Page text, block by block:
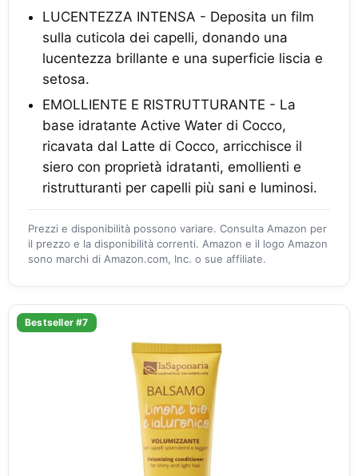
LUCENTEZZA INTENSA - Deposita un film
sulla cuticola dei capelli, donando una
lucentezza brillante e una superficie liscia e
setosa.
EMOLLIENTE E RISTRUTTURANTE - La
base idratante Active Water di Cocco,
ricavata dal Latte di Cocco, arricchisce il
siero con proprietà idratanti, emollienti e
ristrutturanti per capelli più sani e luminosi.
Prezzi e disponibilità possono variare. Consulta Amazon per
il prezzo e la disponibilità correnti. Amazon e il logo Amazon
sono marchi di Amazon.com, Inc. o sue affiliate.
Bestseller #7